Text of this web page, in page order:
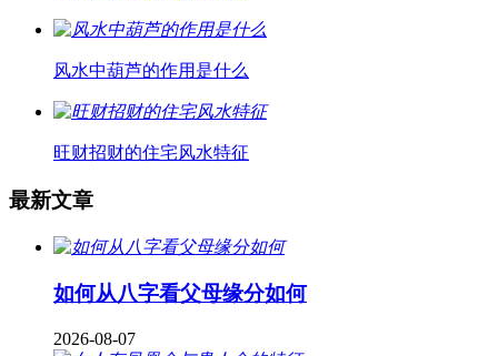
风水中葫芦的作用是什么
旺财招财的住宅风水特征
最新文章
如何从八字看父母缘分如何
2026-08-07